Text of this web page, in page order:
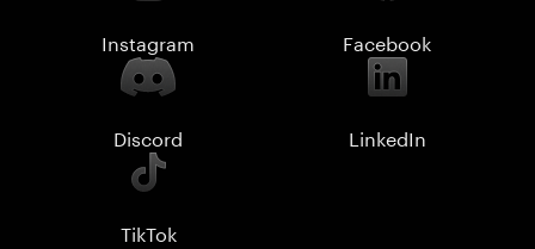
Instagram Facebook
Discord LinkedIn
TikTok